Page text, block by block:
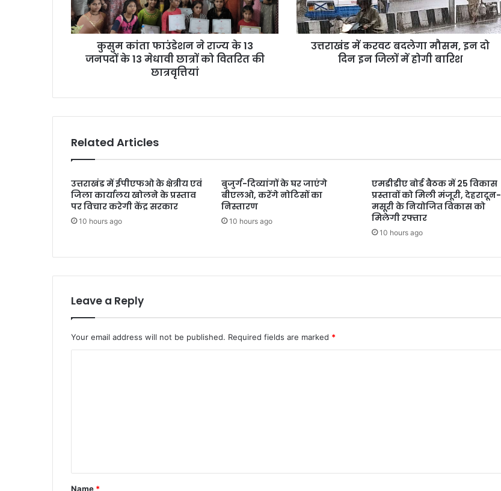
13
जनपदों
के
मेधावी
कुसुम कांता फाउंडेशन ने राज्य के 13
जनपदों के 13 मेधावी छात्रों को वितरित की
छात्रवृत्तियां
दो
दिन
इन
उत्तराखंड में करवट बदलेगा मौसम, इन दो
दिन इन जिलों में होगी बारिश
Related Articles
उत्तराखंड में ईपीएफओ के क्षेत्रीय एवं
जिला कार्यालय खोलने के प्रस्ताव
पर विचार करेगी केंद्र सरकार
10 hours ago
बुजुर्ग-दिव्यांगों के घर जाएंगे
बीएलओ, करेंगे नोटिसों का
निस्तारण
10 hours ago
एमडीडीए बोर्ड बैठक में 25 विकास
प्रस्तावों को मिली मंजूरी, देहरादून-
मसूरी के नियोजित विकास को
मिलेगी रफ्तार
10 hours ago
Leave a Reply
Your email address will not be published. Required fields are marked *
*
Name *